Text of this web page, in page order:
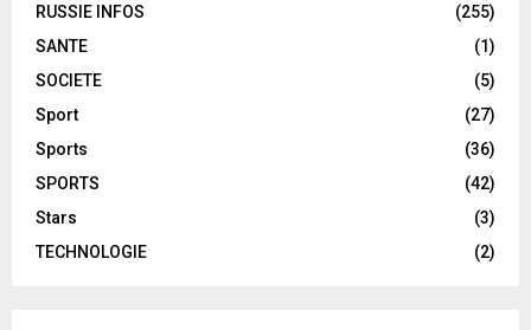
RUSSIE INFOS
(255)
SANTE
(1)
SOCIETE
(5)
Sport
(27)
Sports
(36)
SPORTS
(42)
Stars
(3)
TECHNOLOGIE
(2)